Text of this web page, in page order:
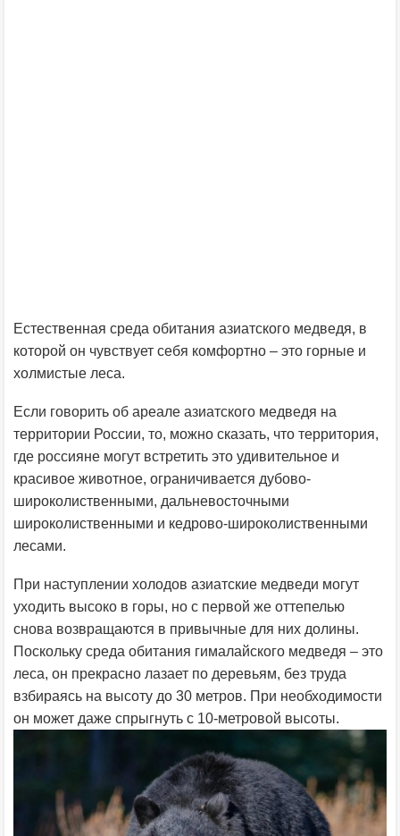
Естественная среда обитания азиатского медведя, в
которой он чувствует себя комфортно – это горные и
холмистые леса.
Если говорить об ареале азиатского медведя на
территории России, то, можно сказать, что территория,
где россияне могут встретить это удивительное и
красивое животное, ограничивается дубово-
широколиственными, дальневосточными
широколиственными и кедрово-широколиственными
лесами.
При наступлении холодов азиатские медведи могут
уходить высоко в горы, но с первой же оттепелью
снова возвращаются в привычные для них долины.
Поскольку среда обитания гималайского медведя – это
леса, он прекрасно лазает по деревьям, без труда
взбираясь на высоту до 30 метров. При необходимости
он может даже спрыгнуть с 10-метровой высоты.